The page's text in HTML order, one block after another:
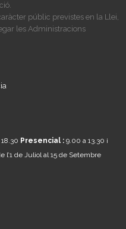
públic previstes en la Llei,
les Administracions
Presencial : 9.00 a 13.30 i
l’1 de Juliol al 15 de Setembre